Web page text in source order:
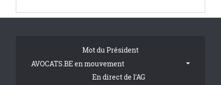
Tribune FooterMot du Président
AVOCATS.BE en mouvement
En direct de l'AG